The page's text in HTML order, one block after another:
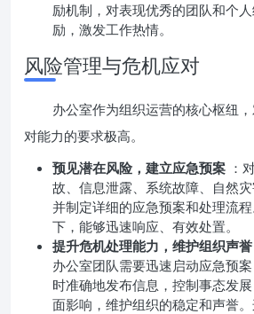
励机制，对表现优秀的团队和个
励，激发工作热情。
风险管理与危机应对
办公室作为组织运营的核心枢纽
对能力的要求极高。
预见潜在风险，建立应急预案 ：
故、信息泄露、系统故障、自然
并制定详细的应急预案和处理流
下，能够迅速响应、有效处置。
提升危机处理能力，维护组织声誉
办公室团队需要迅速启动应急预
时准确地发布信息，控制事态发
面影响，维护组织的稳定和声誉